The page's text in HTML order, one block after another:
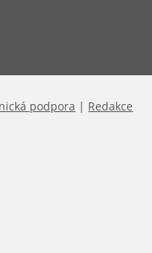
podpora | Redakce